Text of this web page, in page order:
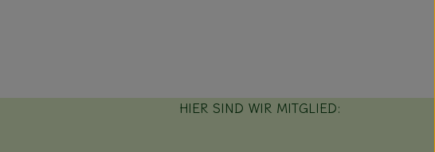
HIER SIND WIR MITGLIED: